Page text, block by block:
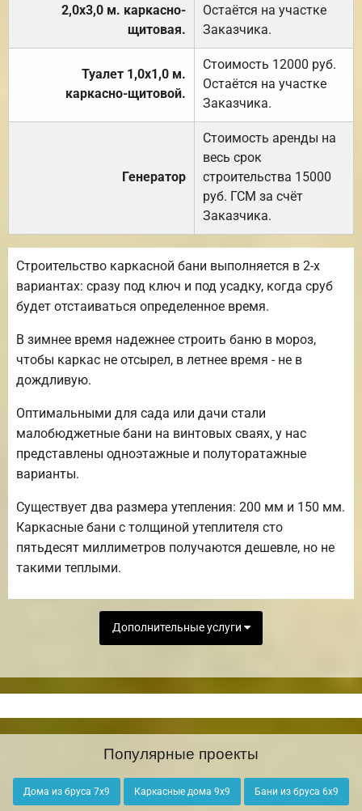
2,0х3,0 м. каркасно-
щитовая.
Остаётся на участке
Заказчика.
Туалет 1,0х1,0 м.
каркасно-щитовой.
Стоимость 12000 руб.
Остаётся на участке
Заказчика.
Генератор
Стоимость аренды на
весь срок
строительства 15000
руб. ГСМ за счёт
Заказчика.
Строительство каркасной бани выполняется в 2-х
вариантах: сразу под ключ и под усадку, когда сруб
будет отстаиваться определенное время.
В зимнее время надежнее строить баню в мороз,
чтобы каркас не отсырел, в летнее время - не в
дождливую.
Оптимальными для сада или дачи стали
малобюджетные бани на винтовых сваях, у нас
представлены одноэтажные и полуторатажные
варианты.
Существует два размера утепления: 200 мм и 150 мм.
Каркасные бани с толщиной утеплителя сто
пятьдесят миллиметров получаются дешевле, но не
такими теплыми.
Дополнительные услуги
Популярные проекты
Дома из бруса 7х9 Каркасные дома 9х9 Бани из бруса 6х9